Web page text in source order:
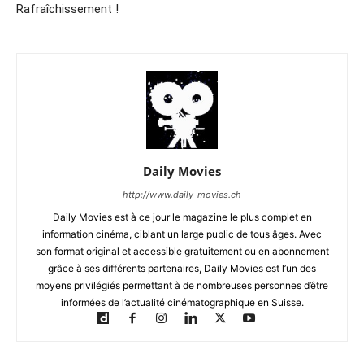
Rafraîchissement !
Daily Movies
http://www.daily-movies.ch
Daily Movies est à ce jour le magazine le plus complet en
information cinéma, ciblant un large public de tous âges. Avec
son format original et accessible gratuitement ou en abonnement
grâce à ses différents partenaires, Daily Movies est l’un des
moyens privilégiés permettant à de nombreuses personnes d’être
informées de l’actualité cinématographique en Suisse.